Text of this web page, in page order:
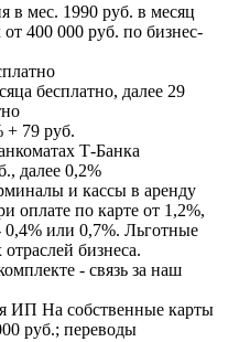
в мес. 1990 руб. в месяц
400 000 руб. по бизнес-
бесплатно, далее 29
+ 79 руб.
Т‑Банка
далее 0,2%
и кассы в аренду
оплате по карте от 1,2%,
0,4% или 0,7%. Льготные
бизнеса.
- связь за наш
ИП На собственные карты
руб.; переводы